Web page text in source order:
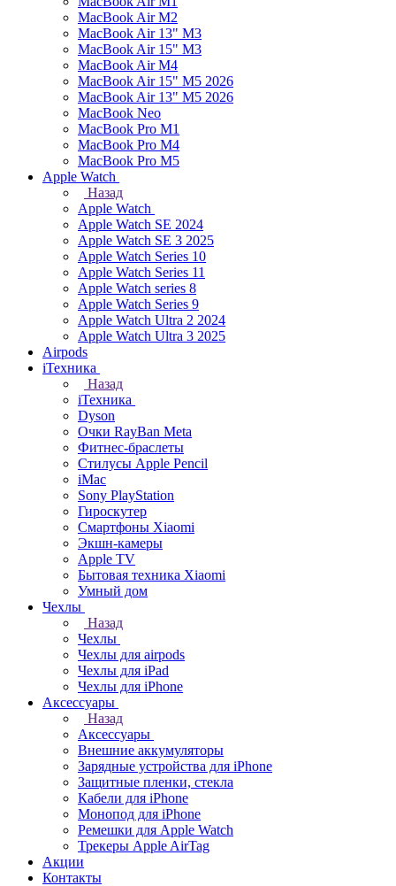
MacBook Air M2
MacBook Air 13" M3
MacBook Air 15" M3
MacBook Air M4
MacBook Air 15" М5 2026
MacBook Air 13" М5 2026
MacBook Neo
MacBook Pro M1
MacBook Pro M4
MacBook Pro M5
Apple Watch
Назад
Apple Watch
Apple Watch SE 2024
Apple Watch SE 3 2025
Apple Watch Series 10
Apple Watch Series 11
Apple Watch series 8
Apple Watch Series 9
Apple Watch Ultra 2 2024
Apple Watch Ultra 3 2025
Airpods
iТехника
Назад
iТехника
Dyson
Очки RayBan Meta
Фитнес-браслеты
Стилусы Apple Pencil
iMac
Sony PlayStation
Гироскутер
Смартфоны Xiaomi
Экшн-камеры
Apple TV
Бытовая техника Xiaomi
Умный дом
Чехлы
Назад
Чехлы
Чехлы для airpods
Чехлы для iPad
Чехлы для iPhone
Аксессуары
Назад
Аксессуары
Внешние аккумуляторы
Зарядные устройства для iPhone
Защитные пленки, стекла
Кабели для iPhone
Монопод для iPhone
Ремешки для Apple Watch
Трекеры Apple AirTag
Акции
Контакты